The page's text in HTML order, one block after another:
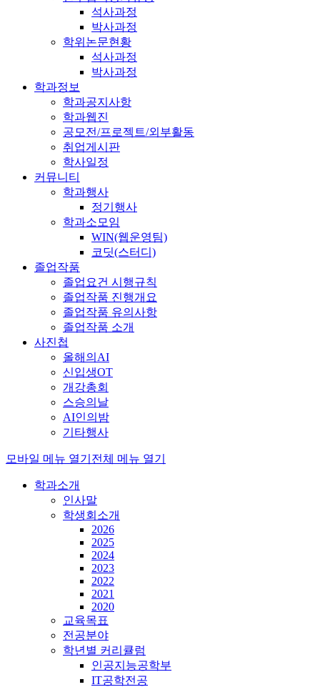
석사과정
박사과정
학위논문현황
석사과정
박사과정
학과정보
학과공지사항
학과웹진
공모전/프로젝트/외부활동
취업게시판
학사일정
커뮤니티
학과행사
정기행사
학과소모임
WIN(웹운영팀)
코딧(스터디)
졸업작품
졸업요건 시행규칙
졸업작품 진행개요
졸업작품 유의사항
졸업작품 소개
사진첩
올해의AI
신입생OT
개강총회
스승의날
AI인의밤
기타행사
모바일 메뉴 열기 전체 메뉴 열기
학과소개
인사말
학생회소개
2026
2025
2024
2023
2022
2021
2020
교육목표
전공분야
학년별 커리큘럼
인공지능공학부
IT공학전공